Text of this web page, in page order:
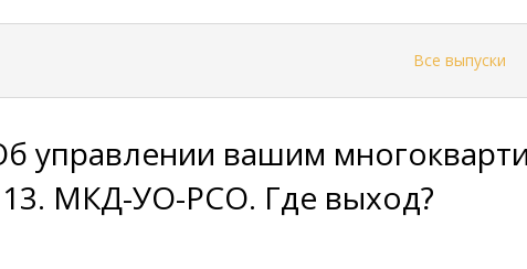
Все выпуски
управлении вашим
МКД-УО-РСО. Где выход?